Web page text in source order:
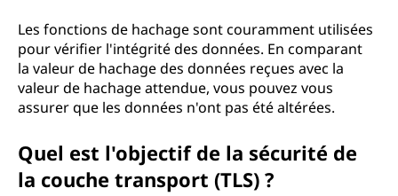
Les fonctions de hachage sont couramment utilisées
pour vérifier l'intégrité des données. En comparant
la valeur de hachage des données reçues avec la
valeur de hachage attendue, vous pouvez vous
assurer que les données n'ont pas été altérées.
Quel est l'objectif de la sécurité de
la couche transport (TLS) ?